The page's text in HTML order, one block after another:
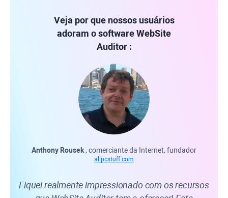
Veja por que nossos usuários
adoram o softwareWebSite
Auditor:
Anthony Rousek, comerciante da Internet, fundador
allpcstuff.com
Fiquei realmente impressionado com os recursos